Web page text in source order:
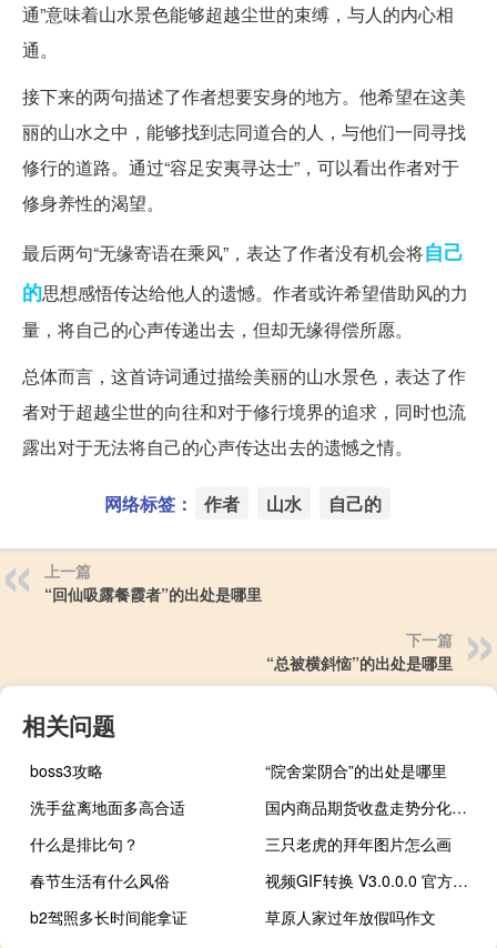
通”意味着山水景色能够超越尘世的束缚，与人的内心相
通。
接下来的两句描述了作者想要安身的地方。他希望在这美
丽的山水之中，能够找到志同道合的人，与他们一同寻找
修行的道路。通过“容足安夷寻达士”，可以看出作者对于
修身养性的渴望。
最后两句“无缘寄语在乘风”，表达了作者没有机会将自己
的思想感悟传达给他人的遗憾。作者或许希望借助风的力
量，将自己的心声传递出去，但却无缘得偿所愿。
总体而言，这首诗词通过描绘美丽的山水景色，表达了作
者对于超越尘世的向往和对于修行境界的追求，同时也流
露出对于无法将自己的心声传达出去的遗憾之情。
网络标签： 作者 山水 自己的
上一篇
“回仙吸露餐霞者”的出处是哪里
下一篇
“总被横斜恼”的出处是哪里
相关问题
boss3攻略
“院舍棠阴合”的出处是哪里
洗手盆离地面多高合适
国内商品期货收盘走势分化纯碱涨4%液化石油气、焦煤、沪镍涨逾2%铁矿石、热卷、螺纹、苹果、甲醇涨逾1%；纸浆跌逾4%原油、沥青、鸡蛋跌逾2%
什么是排比句？
三只老虎的拜年图片怎么画
春节生活有什么风俗
视频GIF转换 V3.0.0.0 官方版（视频GIF转换 V3.0.0.0 官方版功能简介）
b2驾照多长时间能拿证
草原人家过年放假吗作文